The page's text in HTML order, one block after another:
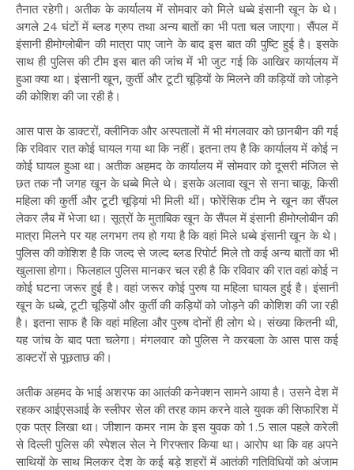
तैनात रहेगी। अतीक के कार्यालय में सोमवार को मिले धब्बे इंसानी खून के थे।
अगले 24 घंटों में ब्लड ग्रुप तथा अन्य बातों का भी पता चल जाएगा। सैंपल में
इंसानी हीमोग्लोबीन की मात्रा पाए जाने के बाद इस बात की पुष्टि हुई है। इसके
साथ ही पुलिस की टीम इस बात की जांच में भी जुट गई कि आखिर कार्यालय में
हुआ क्या था। इंसानी खून, कुर्ती और टूटी चूड़ियों के मिलने की कड़ियों को जोड़ने
की कोशिश की जा रही है।
आस पास के डाक्टरों, क्लीनिक और अस्पतालों में भी मंगलवार को छानबीन की गई
कि रविवार रात कोई घायल गया था कि नहीं। इतना तय है कि कार्यालय में कोई न
कोई घायल हुआ था। अतीक अहमद के कार्यालय में सोमवार को दूसरी मंजिल से
छत तक नौ जगह खून के धब्बे मिले थे। इसके अलावा खून से सना चाकू, किसी
महिला की कुर्ती और टूटी चूड़ियां भी मिली थीं। फोरेंसिक टीम ने खून का सैंपल
लेकर लैब में भेजा था। सूत्रों के मुताबिक खून के सैंपल में इंसानी हीमोग्लोबीन की
मात्रा मिलने पर यह लगभग तय हो गया है कि वहां मिले धब्बे इंसानी खून के थे।
पुलिस की कोशिश है कि जल्द से जल्द ब्लड रिपोर्ट मिले तो कई अन्य बातों का भी
खुलासा होगा। फिलहाल पुलिस मानकर चल रही है कि रविवार की रात वहां कोई न
कोई घटना जरूर हुई है। वहां जरूर कोई पुरुष या महिला घायल हुई है। इंसानी
खून के धब्बे, टूटी चूड़ियों और कुर्ती की कड़ियों को जोड़ने की कोशिश की जा रही
है। इतना साफ है कि वहां महिला और पुरुष दोनों ही लोग थे। संख्या कितनी थी,
यह जांच के बाद पता चलेगा। मंगलवार को पुलिस ने करबला के आस पास कई
डाक्टरों से पूछताछ की।
अतीक अहमद के भाई अशरफ का आतंकी कनेक्शन सामने आया है। उसने देश में
रहकर आईएसआई के स्लीपर सेल की तरह काम करने वाले युवक की सिफारिश में
एक पत्र लिखा था। जीशान कमर नाम के इस युवक को 1.5 साल पहले करेली
से दिल्ली पुलिस की स्पेशल सेल ने गिरफ्तार किया था। आरोप था कि वह अपने
साथियों के साथ मिलकर देश के कई बड़े शहरों में आतंकी गतिविधियों को अंजाम